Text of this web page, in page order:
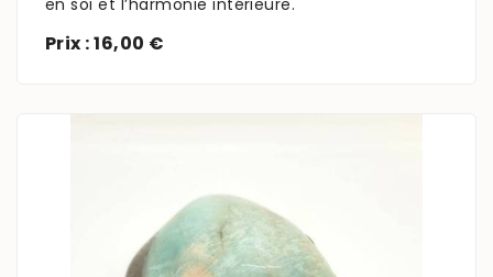
en soi et l’harmonie intérieure.
Prix : 16,00 €